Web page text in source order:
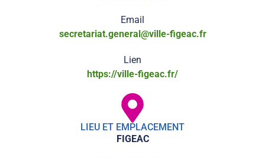
Email
secretariat.general@ville-figeac.fr
Lien
https://ville-figeac.fr/
LIEU ET EMPLACEMENT
FIGEAC